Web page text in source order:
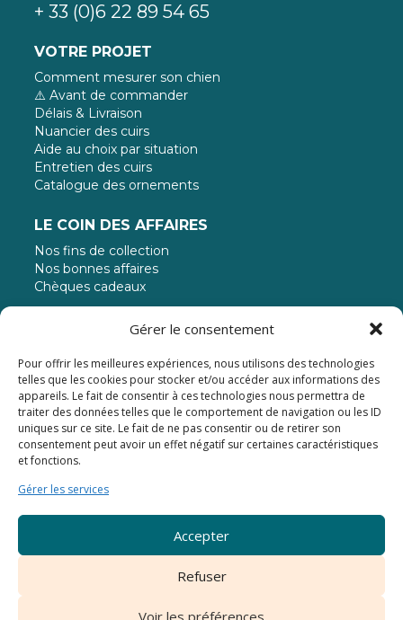
Gérer le consentement
Pour offrir les meilleures expériences, nous utilisons des technologies
telles que les cookies pour stocker et/ou accéder aux informations des
appareils. Le fait de consentir à ces technologies nous permettra de
traiter des données telles que le comportement de navigation ou les ID
uniques sur ce site. Le fait de ne pas consentir ou de retirer son
consentement peut avoir un effet négatif sur certaines caractéristiques
et fonctions.
Gérer les services
Accepter
Refuser
Voir les préférences
+ 33 (0)6 22 89 54 65
VOTRE PROJET
Comment mesurer son chien
⚠️ Avant de commander
Délais & Livraison
Nuancier des cuirs
Aide au choix par situation
Entretien des cuirs
Catalogue des ornements
LE COIN DES AFFAIRES
Nos fins de collection
Nos bonnes affaires
Chèques cadeaux
MODE DE PAIEMENT
Paiement jusqu'à 3 fois sans frais
© 2024 - Atelier Napoléon
Cookies